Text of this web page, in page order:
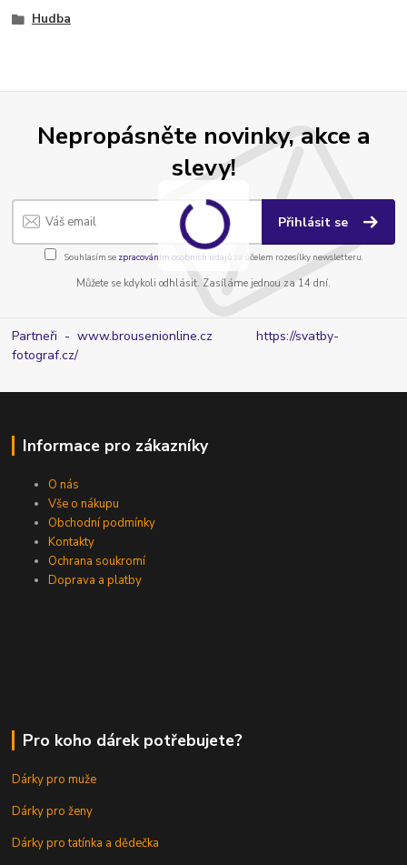
Hudba
Nepropásněte novinky, akce a
slevy!
Přihlásit se
Souhlasím se zpracováním osobních údajůza účelem rozesílky newsletteru.
Můžete se kdykoli odhlásit. Zasíláme jednou za 14 dní.
Partneři - www.brousenionline.czhttps://svatby-
fotograf.cz/
Informace pro zákazníky
O nás
Vše o nákupu
Obchodní podmínky
Kontakty
Ochrana soukromí
Doprava a platby
Pro koho dárek potřebujete?
Dárky pro muže
Dárky pro ženy
Dárky pro tatínka a dědečka